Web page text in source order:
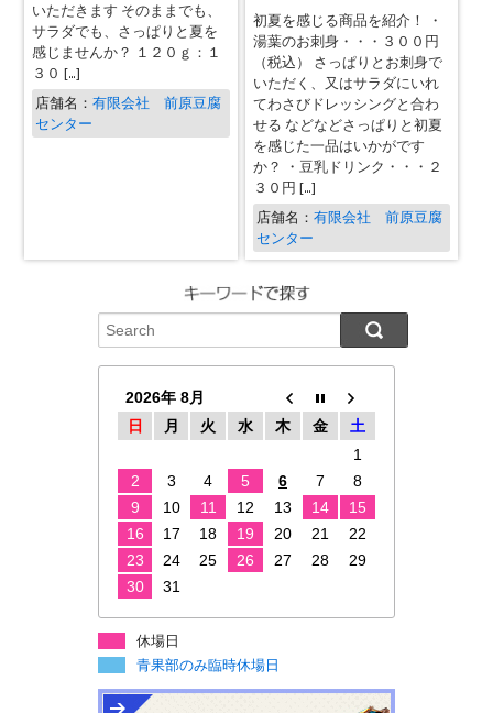
いただきます そのままでも、
サラダでも、さっぱりと夏を
感じませんか？ １２０ｇ：１
３０ […]
店舗名：有限会社 前原豆腐
センター
初夏を感じる商品を紹介！ ・
湯葉のお刺身・・・３００円
（税込） さっぱりとお刺身で
いただく、又はサラダにいれ
てわさびドレッシングと合わ
せる などなどさっぱりと初夏
を感じた一品はいかがです
か？ ・豆乳ドリンク・・・２
３０円 […]
店舗名： 有限会社 前原豆腐
センター
2026年 8月
日
月 火 水 木 金
土
1
2
3 4 5 6 7
8
9
10 11 12 13 14
15
16
17 18 19 20 21
22
23
24 25 26 27 28
29
30
31
休場日
青果部のみ臨時休場日